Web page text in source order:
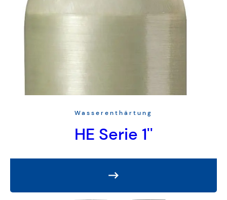
Wasserenthärtung
HE Serie 1''